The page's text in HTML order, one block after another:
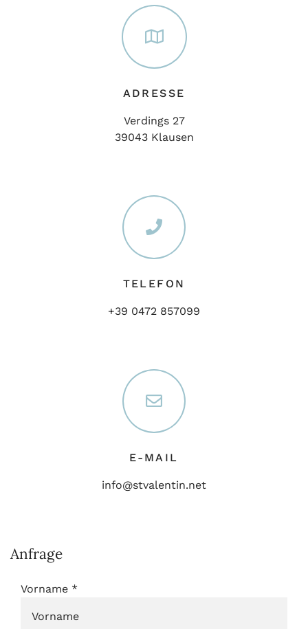
ADRESSE
Verdings 27
39043 Klausen
TELEFON
+39 0472 857099
E-MAIL
info@stvalentin.net
Anfrage
Vorname *